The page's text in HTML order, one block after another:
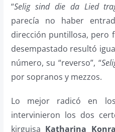
“Selig sind die da Lied
parecía no haber
dirección puntillosa, pero
desempastado resultó
número, su “reverso”, “
por sopranos y mezzos.
Lo mejor radicó en
intervinieron los dos
kirguisa Katharina